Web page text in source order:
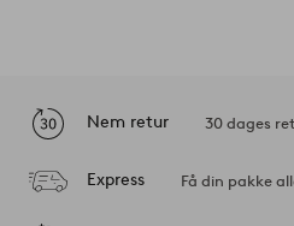
Nem retur 30 dages
Express Få din pakke